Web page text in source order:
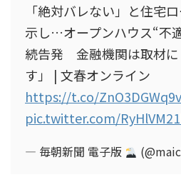
「絶対バレない」と住宅
示し…オープンハウス“不
続告発 金融機関は取材に
す」 | 文春オンライン
https://t.co/ZnO3DGWq9v
pic.twitter.com/
— 毎朝新聞 電子版